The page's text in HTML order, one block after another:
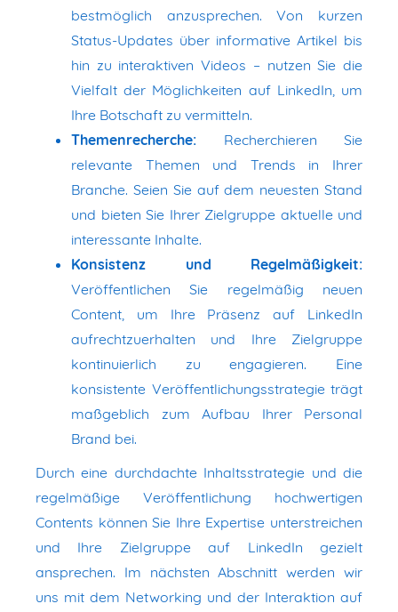
bestmöglich anzusprechen. Von kurzen
Status-Updates über informative Artikel bis
hin zu interaktiven Videos – nutzen Sie die
Vielfalt der Möglichkeiten auf LinkedIn, um
Ihre Botschaft zu vermitteln.
Themenrecherche: Recherchieren Sie
relevante Themen und Trends in Ihrer
Branche. Seien Sie auf dem neuesten Stand
und bieten Sie Ihrer Zielgruppe aktuelle und
interessante Inhalte.
Konsistenz und Regelmäßigkeit:
Veröffentlichen Sie regelmäßig neuen
Content, um Ihre Präsenz auf LinkedIn
aufrechtzuerhalten und Ihre Zielgruppe
kontinuierlich zu engagieren. Eine
konsistente Veröffentlichungsstrategie trägt
maßgeblich zum Aufbau Ihrer Personal
Brand bei.
Durch eine durchdachte Inhaltsstrategie und die
regelmäßige Veröffentlichung hochwertigen
Contents können Sie Ihre Expertise unterstreichen
und Ihre Zielgruppe auf LinkedIn gezielt
ansprechen. Im nächsten Abschnitt werden wir
uns mit dem Networking und der Interaktion auf